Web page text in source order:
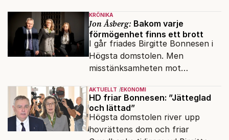
KRÖNIKA
Jon Åsberg: Bakom varje
förmögenhet finns ett brott
I går friades Birgitte Bonnesen i
Högsta domstolen. Men
misstänksamheten mot
AKTUELLT EKONOMI
HD friar Bonnesen: ”Jätteglad
och lättad”
Högsta domstolen river upp
hovrättens dom och friar